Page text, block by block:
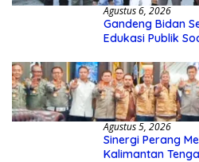
Agustus 6, 2026
Gandeng Bidan
Edukasi Publik
Agustus 5, 2026
Sinergi Perang
Kalimantan